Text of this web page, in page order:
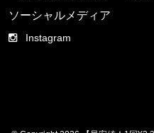
ソーシャルメディア
Instagram